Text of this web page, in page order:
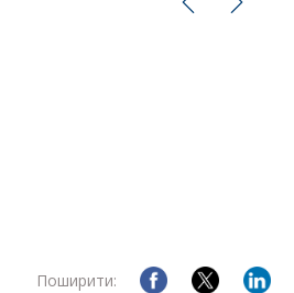
Поширити: